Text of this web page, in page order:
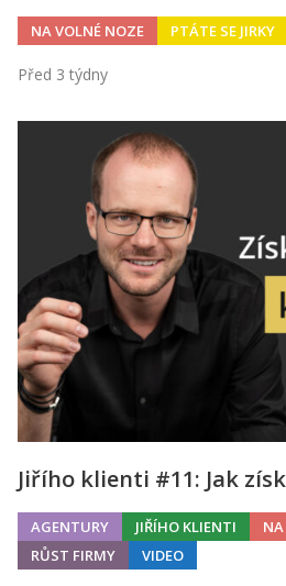
NA VOLNÉ NOZE PTÁTE SE JIRKY
Před 3 týdny
Jiřího klienti #11: Jak
AGENTURY JIŘÍHO KLIENTI
RŮST FIRMY
VIDEO